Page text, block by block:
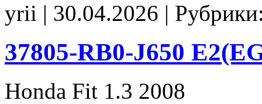
A850
E0
yrii | 30.04.2026 |
37805-RB0-J650
Honda Fit 1.3 2008